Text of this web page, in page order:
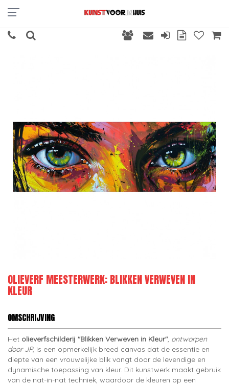
OLIEVERF MEESTERWERK: BLIKKEN VERWEVEN IN
KLEUR
OMSCHRIJVING
Het olieverfschilderij "Blikken Verweven in Kleur", ontworpen
door JP, is een opmerkelijk breed canvas dat de essentie en
diepte van een vrouwelijke blik vangt door de levendige en
dynamische toepassing van kleur. Dit kunstwerk maakt gebruik
van de nat-in-nat techniek, waardoor de kleuren op een